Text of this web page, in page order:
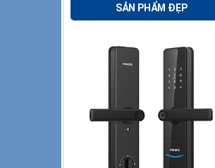
SẢN PHẨM ĐẸP